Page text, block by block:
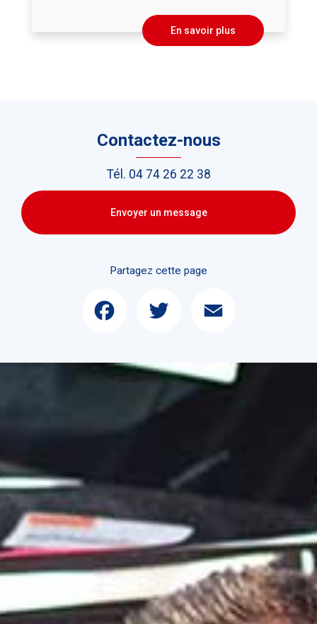
En savoir plus
Contactez-nous
Tél. 04 74 26 22 38
Envoyer un message
Partagez cette page